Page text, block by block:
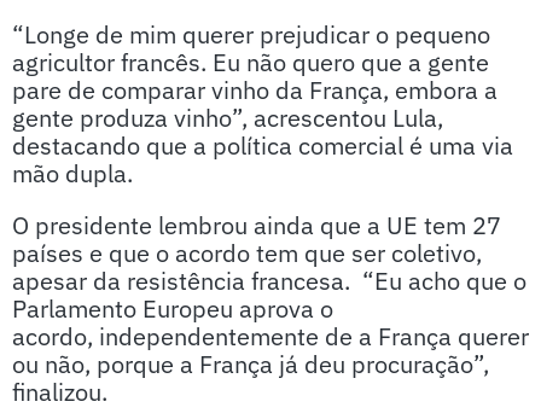
“Longe de mim querer prejudicar o pequeno
agricultor francês. Eu não quero que a gente
pare de comparar vinho da França, embora a
gente produza vinho”, acrescentou Lula,
destacando que a política comercial é uma via
mão dupla.
O presidente lembrou ainda que a UE tem 27
países e que o acordo tem que ser coletivo,
apesar da resistência francesa. “Eu acho que o
Parlamento Europeu aprova o
acordo, independentemente de a França querer
ou não, porque a França já deu procuração”,
finalizou.